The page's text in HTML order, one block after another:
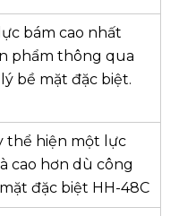
bám cao nhất
phẩm thông qua
bề mặt đặc biệt.
thể hiện một lực
cao hơn dù công
đặc biệt HH-48C